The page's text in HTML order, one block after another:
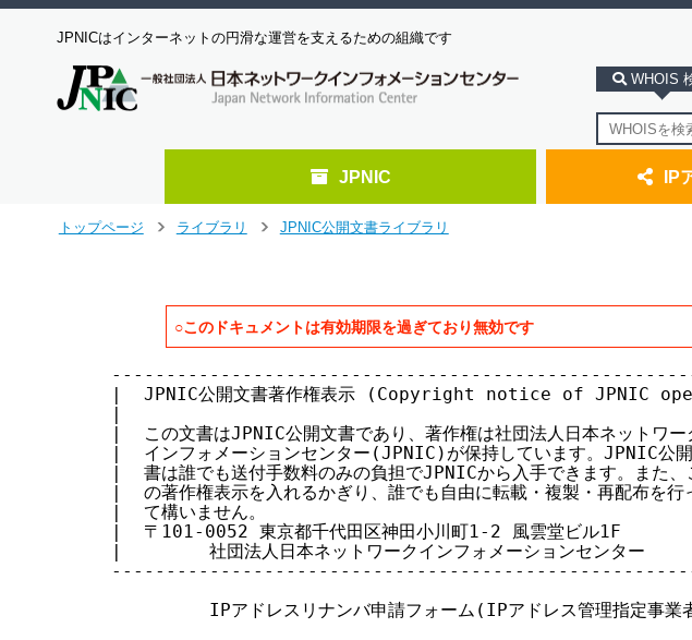
JPNICはインターネットの円滑な運営を支えるための組織です
WHOIS
JPNIC IP
トップページ
ライブラリ
JPNIC公開文書ライブラリ
○このドキュメントは有効期限を過ぎており無効です
|  JPNIC公開文書著作権表示 (Copyright notice of JPNIC
|
|  この文書はJPNIC公開文書であり、著作権は社団法人日本ネット
|  インフォメーションセンター(JPNIC)が保持しています。
|  書は誰でも送付手数料のみの負担でJPNICから入手できます。ま
|  の著作権表示を入れるかぎり、誰でも自由に転載・複製・再配布
|  て構いません。
|  〒101-0052 東京都千代田区神田小川町1-2 風雲堂ビル
|        社団法人日本ネットワークインフォメーションセン
IPアドレスリナンバ申請フォーム(IPアドレス管理指定事業